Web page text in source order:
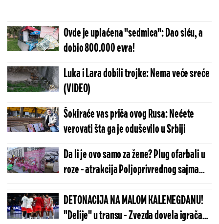
Ovde je uplaćena "sedmica": Dao siću, a
dobio 800.000 evra!
Luka i Lara dobili trojke: Nema veće sreće
(VIDEO)
Šokiraće vas priča ovog Rusa: Nećete
verovati šta ga je oduševilo u Srbiji
Da li je ovo samo za žene? Plug ofarbali u
roze - atrakcija Poljoprivrednog sajma
(VIDEO)
DETONACIJA NA MALOM KALEMEGDANU!
"Delije" u transu - Zvezda dovela igrača